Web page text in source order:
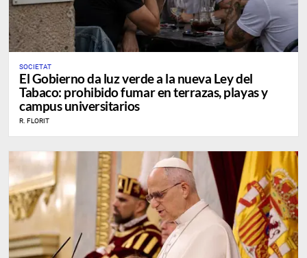
SOCIETAT
El Gobierno da luz verde a la nueva Ley del
Tabaco: prohibido fumar en terrazas, playas y
campus universitarios
R. FLORIT